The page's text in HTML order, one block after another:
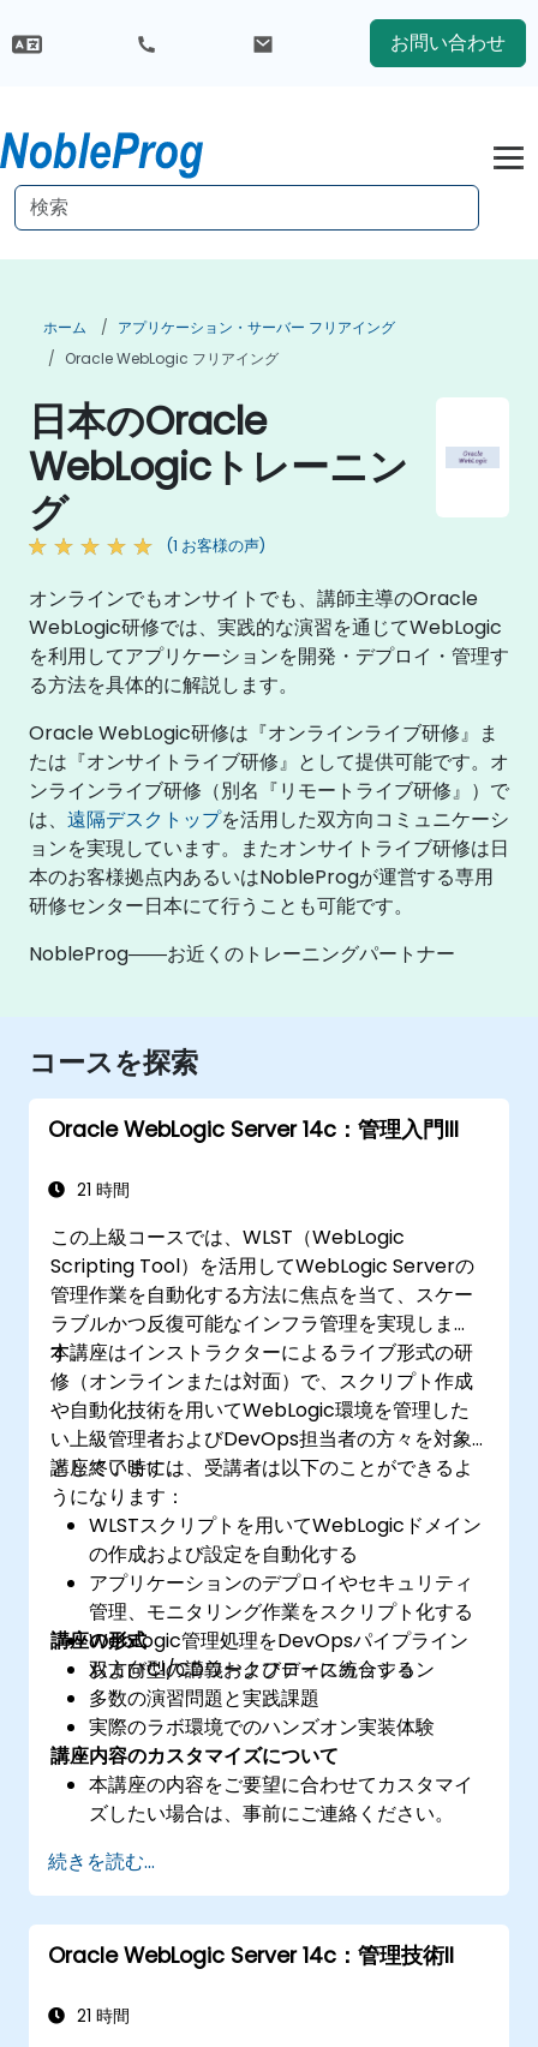
お問い合わせ
ホーム
アプリケーション・サーバー フリアイング
Oracle WebLogic フリアイング
日本のOracle
WebLogicトレーニン
グ
(1 お客様の声)
オンラインでもオンサイトでも、講師主導のOracle
WebLogic研修では、実践的な演習を通じてWebLogic
を利用してアプリケーションを開発・デプロイ・管理す
る方法を具体的に解説します。
Oracle WebLogic研修は『オンラインライブ研修』ま
たは『オンサイトライブ研修』として提供可能です。オ
ンラインライブ研修（別名『リモートライブ研修』）で
は、 遠隔デスクトップを活用した双方向コミュニケーシ
ョンを実現しています。またオンサイトライブ研修は日
本のお客様拠点内あるいはNobleProgが運営する専用
研修センター日本にて行うことも可能です。
NobleProg――お近くのトレーニングパートナー
コースを探索
Oracle WebLogic Server 14c：管理入門III
21 時間
この上級コースでは、WLST（WebLogic
Scripting Tool）を活用してWebLogic Serverの
管理作業を自動化する方法に焦点を当て、スケー
ラブルかつ反復可能なインフラ管理を実現しま
す。
本講座はインストラクターによるライブ形式の研
修（オンラインまたは対面）で、スクリプト作成
や自動化技術を用いてWebLogic環境を管理した
い上級管理者およびDevOps担当者の方々を対象
としています。
講座終了時には、受講者は以下のことができるよ
うになります：
WLSTスクリプトを用いてWebLogicドメイン
の作成および設定を自動化する
アプリケーションのデプロイやセキュリティ
管理、モニタリング作業をスクリプト化する
WebLogic管理処理をDevOpsパイプライン
およびCI/CDワークフローに統合する
講座の形式
双方向型の講義およびディスカッション
多数の演習問題と実践課題
実際のラボ環境でのハンズオン実装体験
講座内容のカスタマイズについて
本講座の内容をご要望に合わせてカスタマイ
ズしたい場合は、事前にご連絡ください。
続きを読む...
Oracle WebLogic Server 14c：管理技術II
21 時間